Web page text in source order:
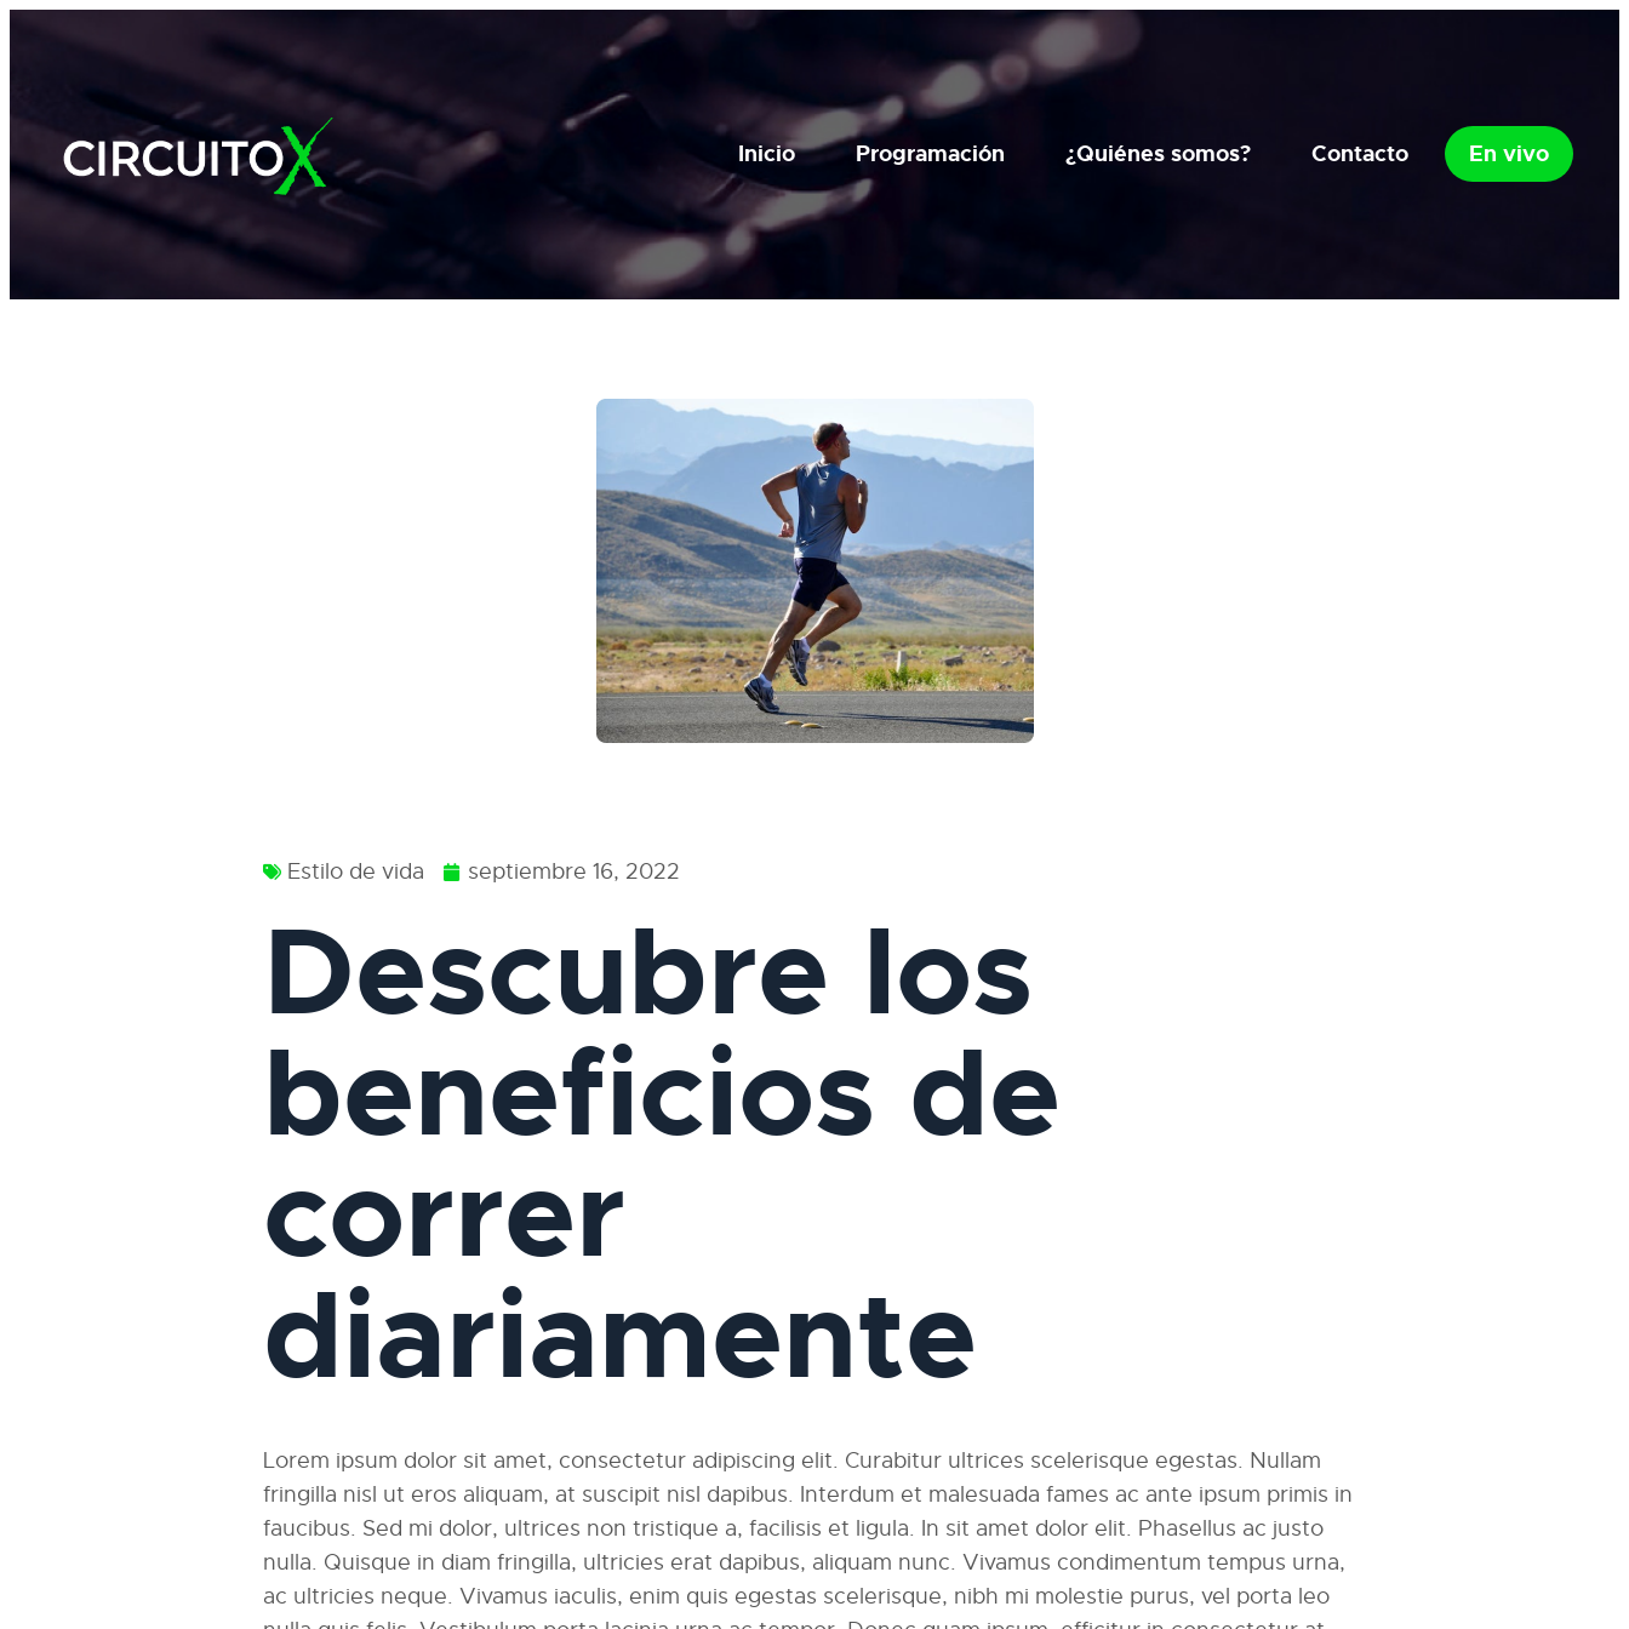
Inicio Programación ¿Quiénes somos? Contacto En vivo
Estilo de vida septiembre 16, 2022
Descubre los
beneficios de
correr
diariamente
Lorem ipsum dolor sit amet, consectetur adipiscing elit. Curabitur ultrices scelerisque egestas. Nullam
fringilla nisl ut eros aliquam, at suscipit nisl dapibus. Interdum et malesuada fames ac ante ipsum primis in
faucibus. Sed mi dolor, ultrices non tristique a, facilisis et ligula. In sit amet dolor elit. Phasellus ac justo
nulla. Quisque in diam fringilla, ultricies erat dapibus, aliquam nunc. Vivamus condimentum tempus urna,
ac ultricies neque. Vivamus iaculis, enim quis egestas scelerisque, nibh mi molestie purus, vel porta leo